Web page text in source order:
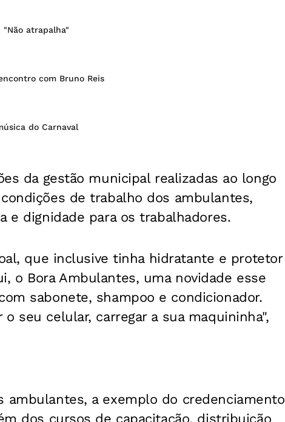
"Não atrapalha"
com Bruno Reis
do Carnaval
da gestão municipal realizadas ao longo
de trabalho dos ambulantes,
e dignidade para os trabalhadores.
que inclusive tinha hidratante e protetor
o Bora Ambulantes, uma novidade esse
sabonete, shampoo e condicionador.
seu celular, carregar a sua maquininha",
ambulantes, a exemplo do credenciamento
dos cursos de capacitação, distribuição